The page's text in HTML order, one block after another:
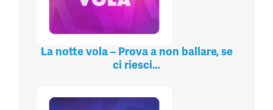
La notte vola – Prova a non ballare, se
ci riesci…